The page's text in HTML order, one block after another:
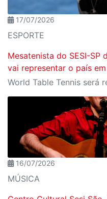
17/07/2026
ESPORTE
Mesatenista do SESI-SP
vai representar o país
16/07/2026
MÚSICA